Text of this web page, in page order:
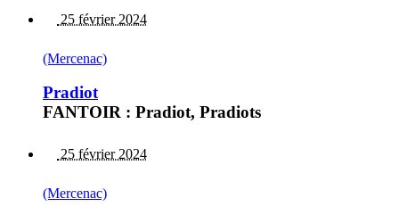
25 février 2024
(Mercenac)
Pradiot
FANTOIR : Pradiot, Pradiots
25 février 2024
(Mercenac)